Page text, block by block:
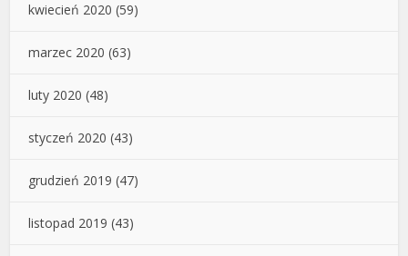
kwiecień 2020 (59)
marzec 2020 (63)
luty 2020 (48)
styczeń 2020 (43)
grudzień 2019 (47)
listopad 2019 (43)